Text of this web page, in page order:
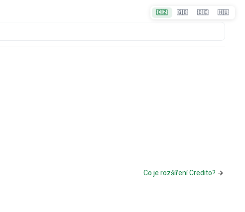
Co je rozšíření Credito?
🇨🇿 🇬🇧 🇩🇪 🇭🇺